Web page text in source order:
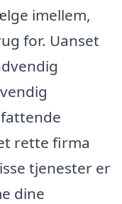
imellem,
for. Uanset
rette firma
tjenester er
dine